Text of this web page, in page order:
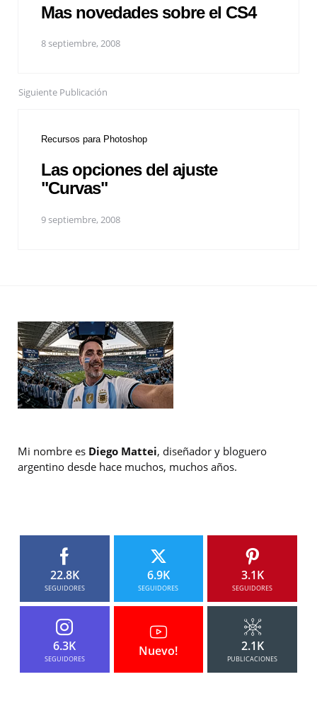
Mas novedades sobre el CS4
8 septiembre, 2008
Siguiente Publicación
Recursos para Photoshop
Las opciones del ajuste
"Curvas"
9 septiembre, 2008
Mi nombre es Diego Mattei, diseñador y bloguero
argentino desde hace muchos, muchos años.
22.8K
SEGUIDORES
6.9K
SEGUIDORES
3.1K
SEGUIDORES
6.3K
SEGUIDORES
Nuevo! 2.1K
PUBLICACIONES